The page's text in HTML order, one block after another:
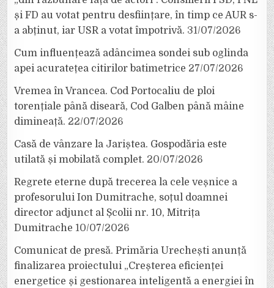
și FD au votat pentru desființare, în timp ce AUR s-
a abținut, iar USR a votat împotrivă. 31/07/2026
Cum influențează adâncimea sondei sub oglinda
apei acuratețea citirilor batimetrice 27/07/2026
Vremea în Vrancea. Cod Portocaliu de ploi
torențiale până diseară, Cod Galben până mâine
dimineață. 22/07/2026
Casă de vânzare la Jariștea. Gospodăria este
utilată și mobilată complet. 20/07/2026
Regrete eterne după trecerea la cele veșnice a
profesorului Ion Dumitrache, soțul doamnei
director adjunct al Școlii nr. 10, Mitrița
Dumitrache 10/07/2026
Comunicat de presă. Primăria Urechești anunță
finalizarea proiectului „Creșterea eficienței
energetice și gestionarea inteligentă a energiei în